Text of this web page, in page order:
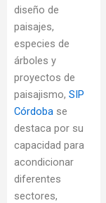
diseño de
paisajes,
especies de
árboles y
proyectos de
paisajismo, SIP
Córdoba se
destaca por su
capacidad para
acondicionar
diferentes
sectores,